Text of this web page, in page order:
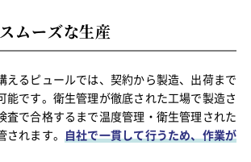
ムーズな生産
えるピュールでは、契約から製造、出荷まで
能です。衛生管理が徹底された工場で製造さ
査で合格するまで温度管理・衛生管理された
れます。 自社で一貫して行うため、作業が